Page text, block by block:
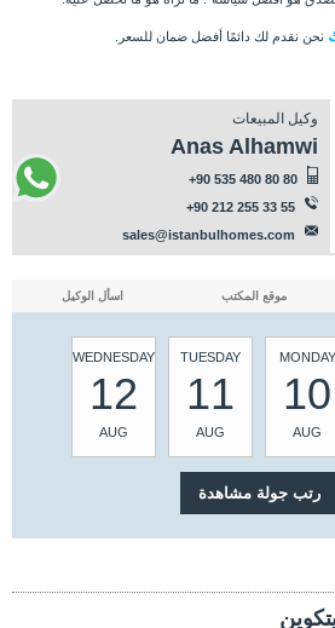
نحن نقدم لك دائمًا أفضل ضمان للسعر.
وكيل المبيعات
Anas Alhamwi
+90 535 480 80 80
+90 212 255 33 55
sales@istanbulhomes.com
موقع المكتب اسأل الوكيل
MONDAY
10
AUG
TUESDAY
11
AUG
WEDNESDAY
12
AUG